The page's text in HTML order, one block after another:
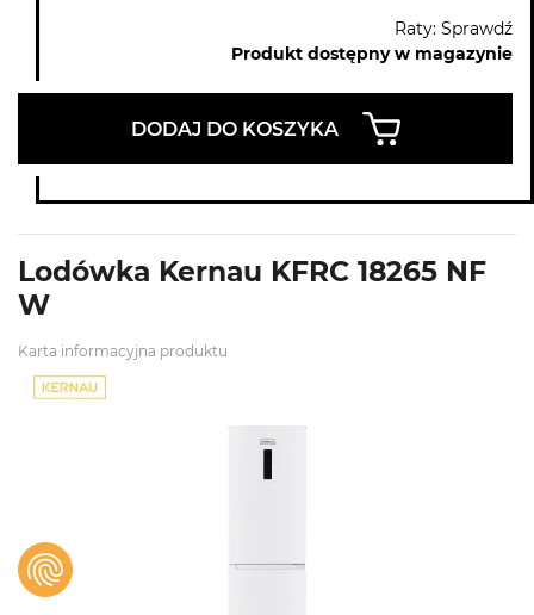
Raty: Sprawdź
Produkt dostępny w magazynie
DODAJ DO KOSZYKA
Lodówka Kernau KFRC 18265 NF
W
Karta informacyjna produktu